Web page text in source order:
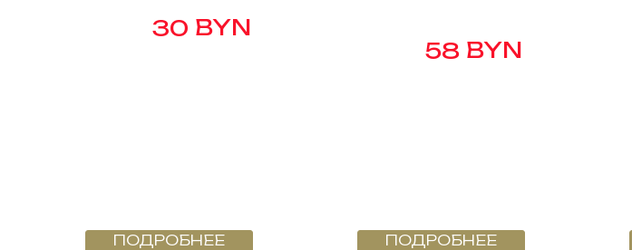
30 BYN
ПОДРОБНЕЕ
58 BYN
ПОДРОБНЕЕ